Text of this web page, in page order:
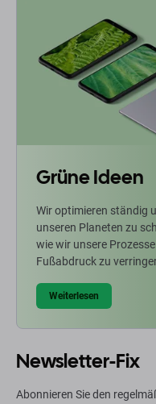
Grüne Ideen
Wir optimieren ständig
unseren Planeten zu
wie wir unsere
Fußabdruck zu
Weiterlesen
Newsletter-Fix
Abonnieren Sie den